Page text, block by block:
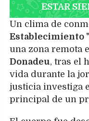
ESTAR
Un clima de
Establecimiento
una zona remota
Donadeu, tras el
vida durante la
justicia investiga
principal de un